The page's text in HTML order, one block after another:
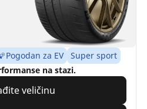
Pogodan za EV
Super sport
na stazi.
veličinu